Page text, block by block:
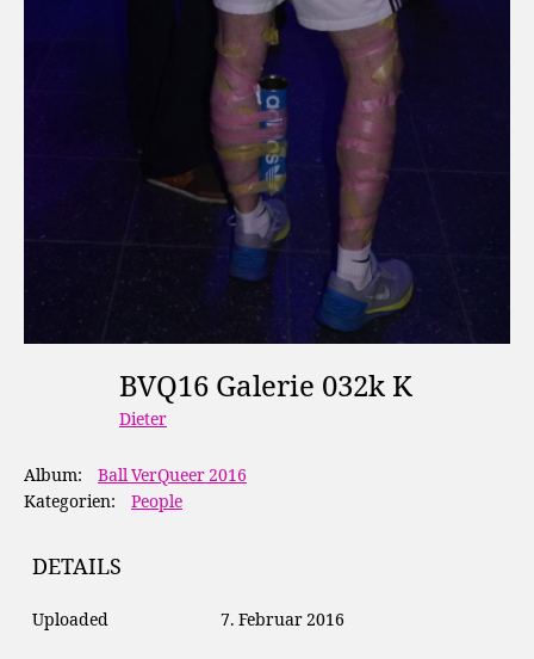
BVQ16 Galerie 032k K
Dieter
Album:
Ball VerQueer 2016
Kategorien:
People
DETAILS
Uploaded 7. Februar 2016